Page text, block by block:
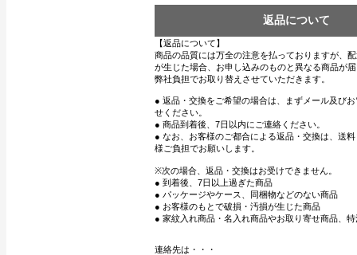
返品について
【返品について】
商品の品質には万全の注意を払っておりますが、
が生じた場合、お申し込みのものと異なる商品が
弊社負担でお取り替えさせていただきます。
● 返品・交換をご希望の場合は、まずメール及び
せください。
● 商品到着後、7日以内にご連絡ください。
● なお、お客様のご都合による返品・交換は、送
様ご負担でお願いします。
※次の場合、返品・交換はお受けできません。
● 到着後、7日以上過ぎた商品
● パッケージやケース、同梱物などのない商品
● お客様のもとで破損・汚損が生じた商品
● 家紋入れ商品・名入れ商品やお取り寄せ商品、
連絡先は・・・